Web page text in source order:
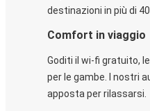
destinazioni in più di 40
Comfort in viaggio
Goditi il wi-fi gratuito,
per le gambe. I nostri
apposta per rilassarsi.